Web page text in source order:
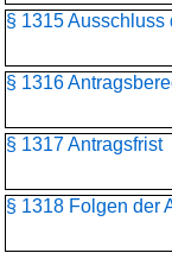
§ 1315 Ausschluss
§ 1316
§ 1317 Antragsfrist
§ 1318 Folgen der